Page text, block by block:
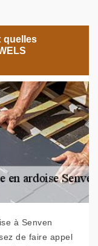
quelles
à Senven
de faire appel